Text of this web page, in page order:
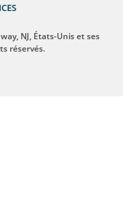
NJ, États-Unis et ses
réservés.